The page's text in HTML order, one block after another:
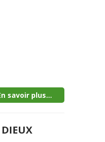
savoir plus...